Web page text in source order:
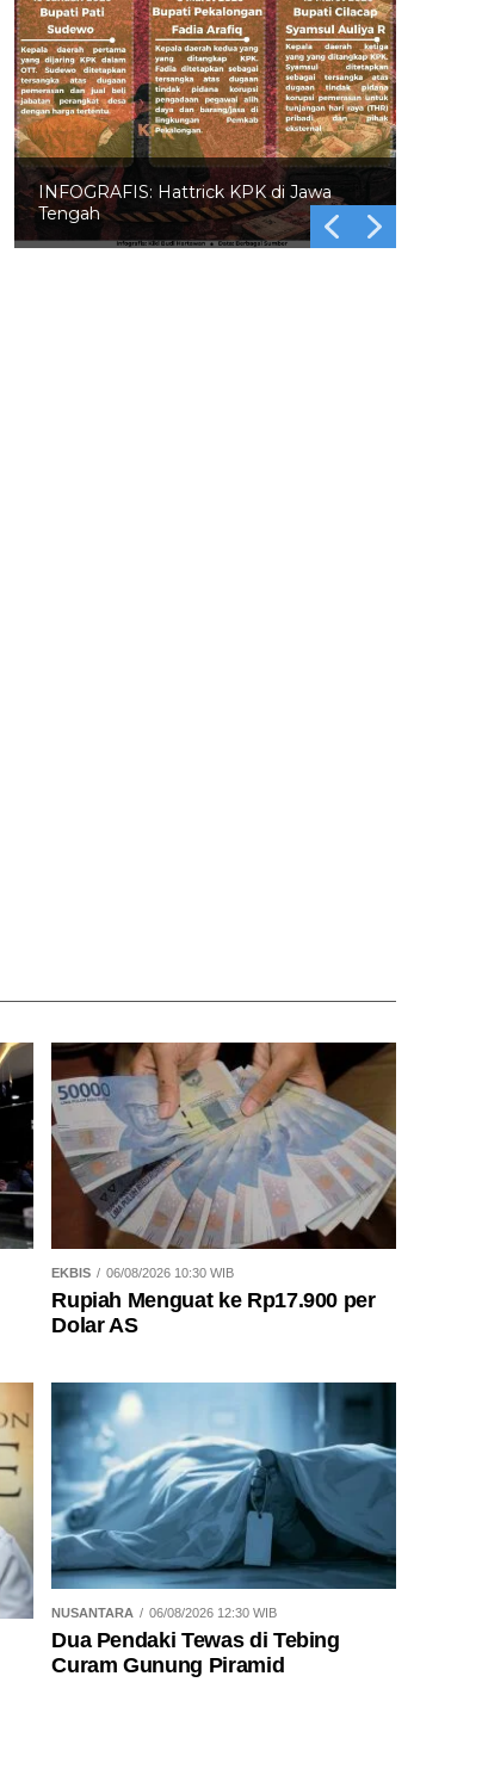
INFOGRAFIS: Hattrick KPK di Jawa
Tengah
EKBIS 06/08/2026 10:30 WIB
Rupiah Menguat ke Rp17.900 per
Dolar AS
NUSANTARA 06/08/2026 12:30 WIB
Dua Pendaki Tewas di Tebing
Curam Gunung Piramid